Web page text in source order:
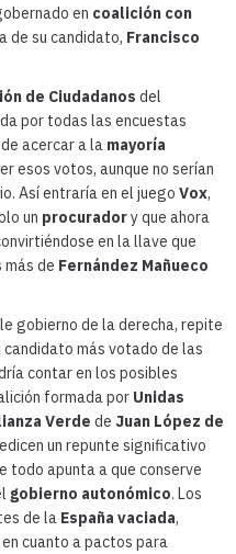
en coalición con
de su candidato, Francisco
de Ciudadanos del
por todas las encuestas
acercar a la mayoría
esos votos, aunque no serían
Así entraría en el juego Vox,
un procuradory que ahora
en la llave que
de Fernández Mañueco
gobierno de la derecha, repite
candidato más votado de las
contar en los posibles
formada por Unidas
Verde de Juan López de
un repunte significativo
todo apunta a que conserve
gobierno autonómico. Los
de la España vaciada,
cuanto a pactos para